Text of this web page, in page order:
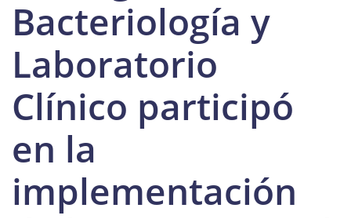
Bacteriología y
Laboratorio
Clínico participó
en la
implementación